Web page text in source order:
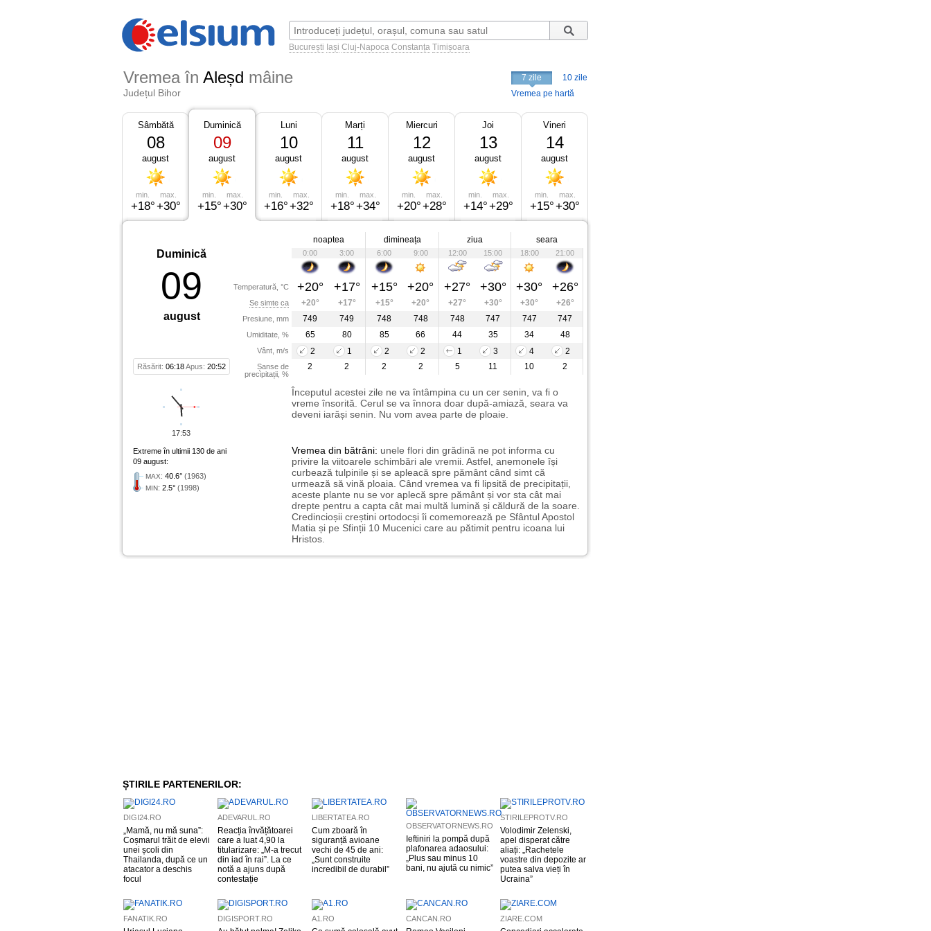
București Iași Cluj-Napoca Constanța Timișoara
Vremea în Aleșd mâine
Județul Bihor
7 zile
10 zile
Vremea pe hartă
Sâmbătă
08
august
min.
+18°
max.
+30°
Duminică
09
august
min.
+15°
max.
+30°
Luni
10
august
min.
+16°
max.
+32°
Marți
11
august
min.
+18°
max.
+34°
Miercuri
12
august
min.
+20°
max.
+28°
Joi
13
august
min.
+14°
max.
+29°
Vineri
14
august
min.
+15°
max.
+30°
Duminică
09
august
Răsărit: 06:18Apus: 20:52
Temperatură, °C
Se simte ca
Presiune, mm
Umiditate, %
Vânt, m/s
Șanse de
precipitații, %
noaptea dimineața ziua seara
0:00 3:00 6:00 9:00 12:00 15:00 18:00 21:00
+20° +17° +15° +20° +27° +30° +30° +26°
+20° +17° +15° +20° +27° +30° +30°
+26°
749
749 748 748 748 747 747
747
65
80 85 66 44 35 34
48
2
1 2 2 1 3 4
2
2
2 2 2 5 11 10 2
Începutul acestei zile ne va întâmpina cu un cer senin, va fi o
vreme însorită. Cerul se va înnora doar după-amiază, seara va
deveni iarăși senin. Nu vom avea parte de ploaie.
Extreme în ultimii 130 de ani
09 august:
MAX: 40.6° (1963)
MIN: 2.5° (1998)
Vremea din bătrâni: unele flori din grădină ne pot informa cu
privire la viitoarele schimbări ale vremii. Astfel, anemonele își
curbează tulpinile și se apleacă spre pământ când simt că
urmează să vină ploaia. Când vremea va fi lipsită de precipitații,
aceste plante nu se vor aplecă spre pământ și vor sta cât mai
drepte pentru a capta cât mai multă lumină și căldură de la soare.
Credincioșii creștini ortodocși îi comemorează pe Sfântul Apostol
Matia și pe Sfinții 10 Mucenici care au pătimit pentru icoana lui
Hristos.
17:53
ȘTIRILE PARTENERILOR:
DIGI24.RO
„Mamă, nu mă suna”:
Coșmarul trăit de elevii
unei școli din
Thailanda, după ce un
atacator a deschis
focul
ADEVARUL.RO
Reacția învățătoarei
care a luat 4,90 la
titularizare: „M-a trecut
din iad în rai”. La ce
notă a ajuns după
contestație
LIBERTATEA.RO
Cum zboară în
siguranță avioane
vechi de 45 de ani:
„Sunt construite
incredibil de durabil”
OBSERVATORNEWS.RO
Ieftiniri la pompă după
plafonarea adaosului:
„Plus sau minus 10
bani, nu ajută cu nimic”
STIRILEPROTV.RO
Volodimir Zelenski,
apel disperat către
aliați: „Rachetele
voastre din depozite ar
putea salva vieți în
Ucraina”
FANATIK.RO DIGISPORT.RO A1.RO CANCAN.RO ZIARE.COM